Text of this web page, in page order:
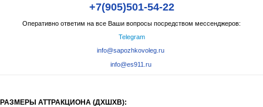
+7(905)501-54-22
Оперативно ответим на все Ваши вопросы посредством мессенджеров:
Telegram
info@sapozhkovoleg.ru
info@es911.ru
РАЗМЕРЫ АТТРАКЦИОНА (ДХШХВ):